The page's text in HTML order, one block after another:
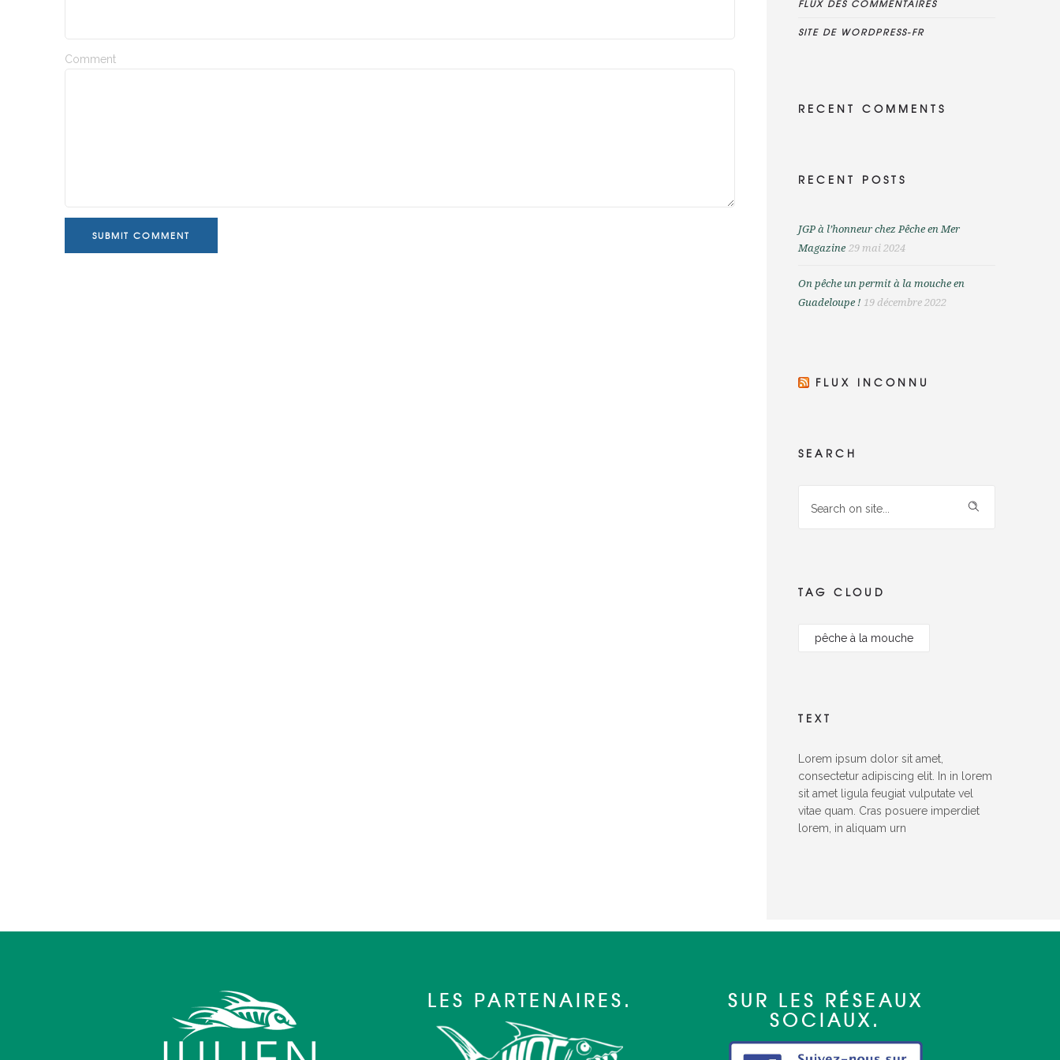
Comment
SUBMIT COMMENT
FLUX DES COMMENTAIRES
SITE DE WORDPRESS-FR
RECENT COMMENTS
RECENT POSTS
JGP à l’honneur chez Pêche en Mer
Magazine 29 mai 2024
On pêche un permit à la mouche en
Guadeloupe ! 19 décembre 2022
FLUX INCONNU
SEARCH
TAG CLOUD
pêche à la mouche
TEXT
Lorem ipsum dolor sit amet,
consectetur adipiscing elit. In in lorem
sit amet ligula feugiat vulputate vel
vitae quam. Cras posuere imperdiet
lorem, in aliquam urn
LES PARTENAIRES. SUR LES RÉSEAUX
SOCIAUX.